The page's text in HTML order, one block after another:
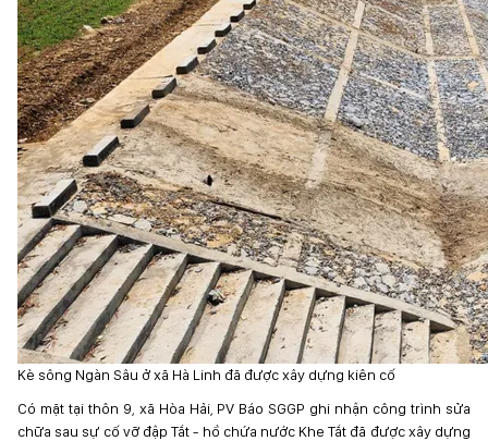
Kè sông Ngàn Sâu ở xã Hà Linh đã được xây dựng kiên cố
Có mặt tại thôn 9, xã Hòa Hải, PV Báo SGGP ghi nhận công trình sửa
chữa sau sự cố vỡ đập Tắt - hồ chứa nước Khe Tắt đã được xây dựng